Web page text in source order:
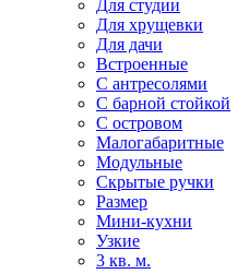
Для студии
Для хрущевки
Для дачи
Встроенные
С антресолями
С барной стойкой
С островом
Малогабаритные
Модульные
Скрытые ручки
Размер
Мини-кухни
Узкие
3 кв. м.